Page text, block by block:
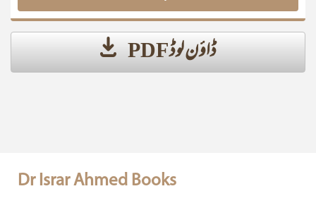
ڈاؤن لوڈ PDF
Dr Israr Ahmed Books